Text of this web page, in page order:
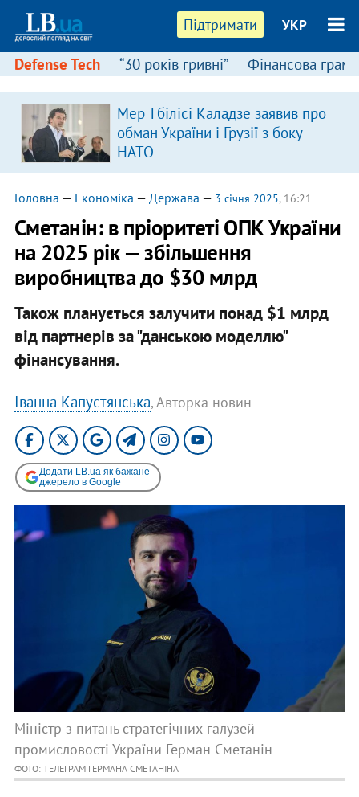
Підтримати УКР
Defense Tech “30 років гривні” Фінансова
Мер Тбілісі Каладзе заявив про
обман України і Грузії з боку
НАТО
Головна — Економіка — Держава — 3 січня 2025, 16:21
Сметанін: в пріоритеті ОПК України
на 2025 рік — збільшення
виробництва до $30 млрд
Також планується залучити понад $1 млрд
від партнерів за "данською моделлю"
фінансування.
Іванна Капустянська, Авторка новин
Додати LB.ua як бажане
джерело в Google
Міністр з питань стратегічних галузей
промисловості України Герман Сметанін
ФОТО: ТЕЛЕГРАМ ГЕРМАНА СМЕТАНІНА